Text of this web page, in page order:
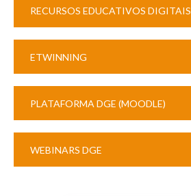
RECURSOS EDUCATIVOS DIGITAIS
ETWINNING
PLATAFORMA DGE (MOODLE)
WEBINARS DGE